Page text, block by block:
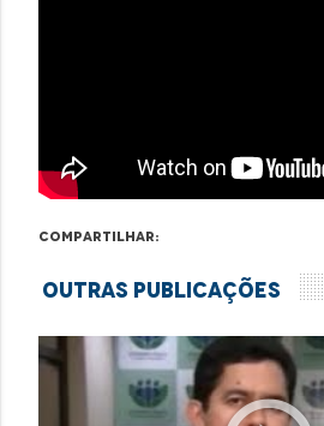
Compartilhar:
Outras Publicações